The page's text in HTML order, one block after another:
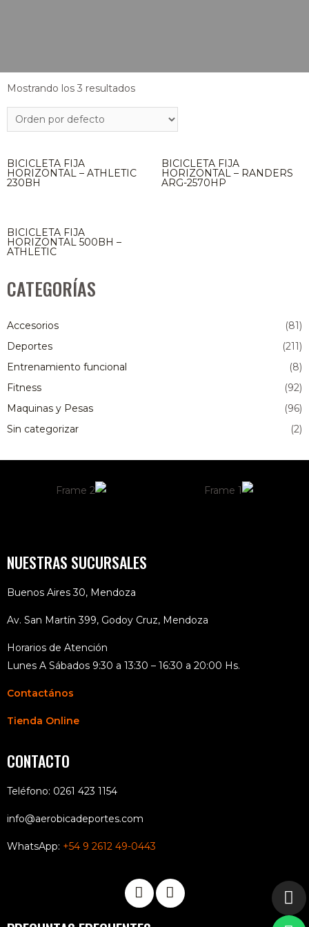
CATEGORÍAS
Accesorios
(81)
Deportes
(211)
Entrenamiento funcional
(8)
Fitness
(92)
Maquinas y Pesas
(96)
Sin categorizar
(2)
Mostrando los 3 resultados
BICICLETA FIJA
HORIZONTAL – ATHLETIC
230BH
BICICLETA FIJA
HORIZONTAL – RANDERS
ARG-2570HP
BICICLETA FIJA
HORIZONTAL 500BH –
ATHLETIC
NUESTRAS SUCURSALES
Buenos Aires 30, Mendoza
Av. San Martín 399, Godoy Cruz, Mendoza
Horarios de Atención
Lunes A Sábados 9:30 a 13:30 – 16:30 a 20:00 Hs.
Contactános
Tienda Online
CONTACTO
Teléfono: 0261 423 1154
info@aerobicadeportes.com
WhatsApp: +54 9 2612 49-0443